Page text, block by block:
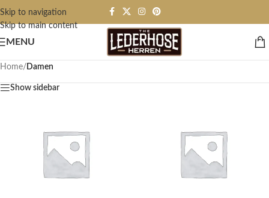
Skip to navigation
Skip to main content
MENU
Home/ Damen
Show sidebar